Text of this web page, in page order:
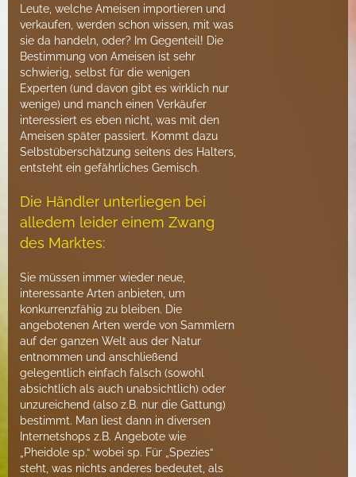
Leute, welche Ameisen importieren und
verkaufen, werden schon wissen, mit was
sie da handeln, oder? Im Gegenteil! Die
Bestimmung von Ameisen ist sehr
schwierig, selbst für die wenigen
Experten (und davon gibt es wirklich nur
wenige) und manch einen Verkäufer
interessiert es eben nicht, was mit den
Ameisen später passiert. Kommt dazu
Selbstüberschätzung seitens des Halters,
entsteht ein gefährliches Gemisch.
Die Händler unterliegen bei
alledem leider einem Zwang
des Marktes:
Sie müssen immer wieder neue,
interessante Arten anbieten, um
konkurrenzfähig zu bleiben. Die
angebotenen Arten werde von Sammlern
auf der ganzen Welt aus der Natur
entnommen und anschließend
gelegentlich einfach falsch (sowohl
absichtlich als auch unabsichtlich) oder
unzureichend (also z.B. nur die Gattung)
bestimmt. Man liest dann in diversen
Internetshops z.B. Angebote wie
„Pheidole sp.“ wobei sp. Für „Spezies“
steht, was nichts anderes bedeutet, als